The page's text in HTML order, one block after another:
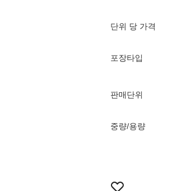
단위 당 가격
포장타입
판매단위
중량/용량